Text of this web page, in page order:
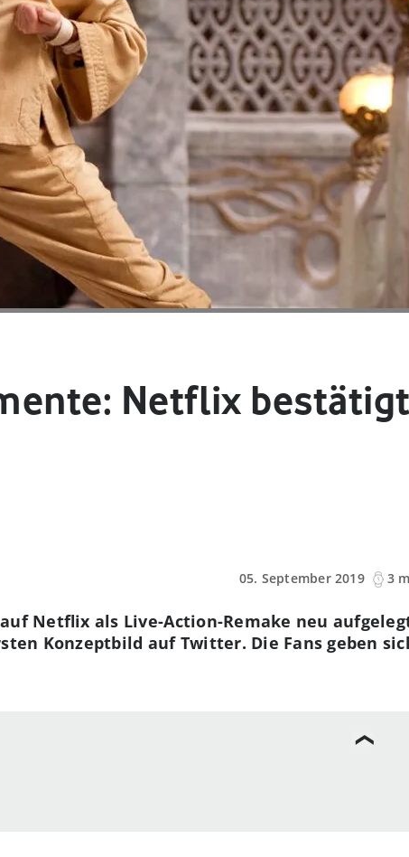
Netflix bestätigt
05. September 2019
3
Netflix als Live-Action-Remake neu
Konzeptbild auf Twitter. Die Fans geben